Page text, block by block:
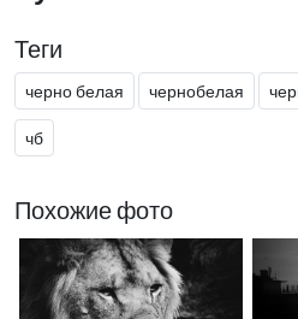
Теги
черно белая чернобелая
чб
Похожие фото